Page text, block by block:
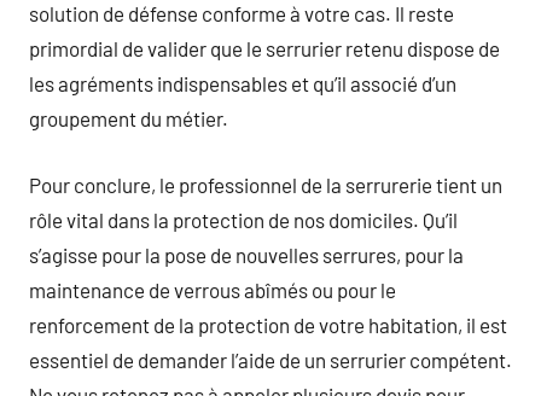
solution de défense conforme à votre cas. Il reste
primordial de valider que le serrurier retenu dispose de
les agréments indispensables et qu’il associé d’un
groupement du métier.
Pour conclure, le professionnel de la serrurerie tient un
rôle vital dans la protection de nos domiciles. Qu’il
s’agisse pour la pose de nouvelles serrures, pour la
maintenance de verrous abîmés ou pour le
renforcement de la protection de votre habitation, il est
essentiel de demander l’aide de un serrurier compétent.